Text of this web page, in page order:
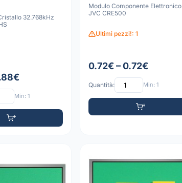
32.768kHz
Min: 1
Modulo Componente Elettronico
JVC CRE500
Ultimi pezzi!: 1
0.72€ – 0.72€
Quantità: Min: 1